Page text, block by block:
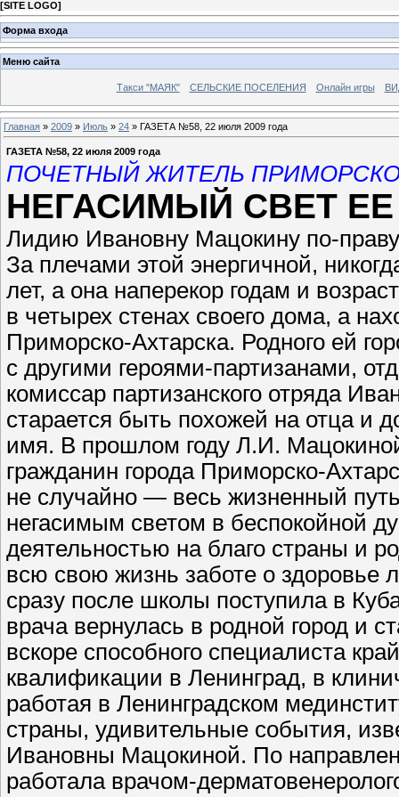
[SITE LOGO]
Форма входа
Меню сайта
Такси "МАЯК" СЕЛЬСКИЕ ПОСЕЛЕНИЯ Онлайн игры
Главная » 2009 » Июль » 24 » ГАЗЕТА №58, 22 июля 2009 года
ГАЗЕТА №58, 22 июля 2009 года
ПОЧЕТНЫЙ ЖИТЕЛЬ
НЕГАСИМЫЙ СВЕТ
Лидию Ивановну Мацокину по-
За плечами этой энергичной,
лет, а она наперекор годам и
в четырех стенах своего дома, а
Приморско-Ахтарска. Родного ей
с другими героями-партизанами,
комиссар партизанского отряда
старается быть похожей на отца и
имя. В прошлом году Л.И.
гражданин города Приморско-
не случайно — весь жизненный
негасимым светом в беспокойной
деятельностью на благо страны и
всю свою жизнь заботе о
сразу после школы поступила в
врача вернулась в родной город и
вскоре способного специалиста
квалификации в Ленинград, в
работая в Ленинградском
страны, удивительные события,
Ивановны Мацокиной. По
работала врачом-